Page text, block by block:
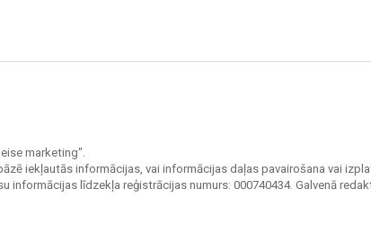
marketing".
iekļautās informācijas, vai informācijas daļas pavairošana vai
līdzekļa reģistrācijas numurs: 000740434. Galvenā